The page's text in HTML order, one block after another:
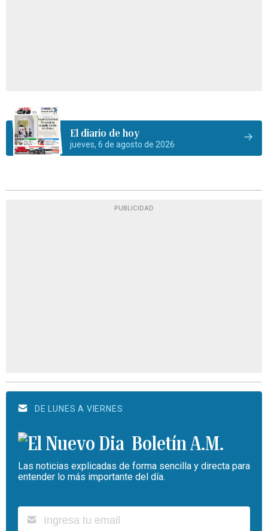
El diario de hoy
jueves, 6 de agosto de 2026
PUBLICIDAD
DE LUNES A VIERNES
Boletín A.M.
Las noticias explicadas de forma sencilla y directa para
entender lo más importante del día.